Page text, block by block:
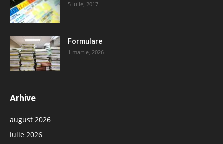
5 iulie, 2017
Formulare
1 martie, 2026
Arhive
august 2026
iulie 2026